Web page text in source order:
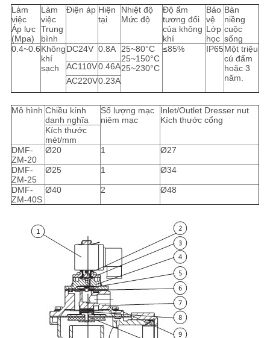
Làm
việc
Áp lực
(Mpa)
Làm
việc
Trung
bình
Điện áp Hiện
tại
Nhiệt độ
Mức độ
Độ ẩm
tương đối
của không
khí
Bảo
vệ
Lớp
học
Bàn
niềng
cuộc
sống
0.4~0.6Không
khí
sạch
DC24V 0.8A 25~80°C
25~150°C
25~230°C
≤85% IP65Một triệu
cú đấm
hoặc 3
năm.
AC110V0.46A
AC220V0.23A
Mô hình Chiều kính
danh nghĩa
Số lượng mạc
niêm mạc
Inlet/Outlet Dresser nut
Kích thước cổng
Kích thước
mét/mm
DMF-
ZM-20
Ø20 1 Ø27
DMF-
ZM-25
Ø25 1 Ø34
DMF-
ZM-40S
Ø40 2 Ø48